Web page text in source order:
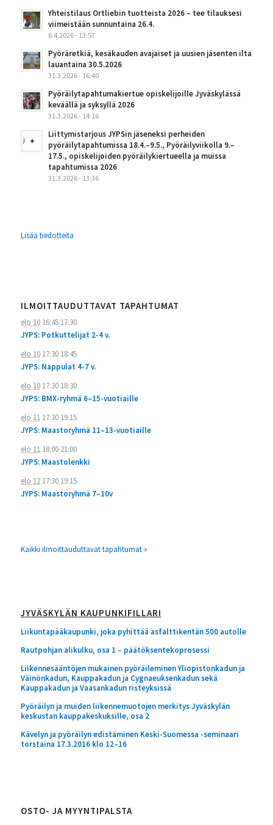
Yhteistilaus Ortliebin tuotteista 2026 – tee tilauksesi
viimeistään sunnuntaina 26.4.
6.4.2026 - 13:57
Pyöräretkiä, kesäkauden avajaiset ja uusien jäsenten ilta
lauantaina 30.5.2026
31.3.2026 - 16:40
Pyöräilytapahtumakiertue opiskelijoille Jyväskylässä
keväällä ja syksyllä 2026
31.3.2026 - 14:16
Liittymistarjous JYPSin jäseneksi perheiden
pyöräilytapahtumissa 18.4.–9.5., Pyöräilyviikolla 9.–
17.5., opiskelijoiden pyöräilykiertueella ja muissa
tapahtumissa 2026
31.3.2026 - 13:36
Lisää tiedotteita
ILMOITTAUDUTTAVAT TAPAHTUMAT
elo 1016:45 17:30
JYPS: Potkuttelijat 2-4 v.
elo 1017:30 18:45
JYPS: Nappulat 4-7 v.
elo 1017:30 18:30
JYPS: BMX-ryhmä 6–15-vuotiaille
elo 1117:30 19:15
JYPS: Maastoryhmä 11–13-vuotiaille
elo 1118:00 21:00
JYPS: Maastolenkki
elo 1217:30 19:15
JYPS: Maastoryhmä 7–10v
Kaikki ilmoittauduttavat tapahtumat »
JYVÄSKYLÄN KAUPUNKIFILLARI
Liikuntapääkaupunki, joka pyhittää asfalttikentän 500 autolle
Rautpohjan alikulku, osa 1 – päätöksentekoprosessi
Liikennesääntöjen mukainen pyöräileminen Yliopistonkadun ja
Väinönkadun, Kauppakadun ja Cygnaeuksenkadun sekä
Kauppakadun ja Vaasankadun risteyksissä
Pyöräilyn ja muiden liikennemuotojen merkitys Jyväskylän
keskustan kauppakeskuksille, osa 2
Kävelyn ja pyöräilyn edistäminen Keski-Suomessa -seminaari
torstaina 17.3.2016 klo 12–16
OSTO- JA MYYNTIPALSTA